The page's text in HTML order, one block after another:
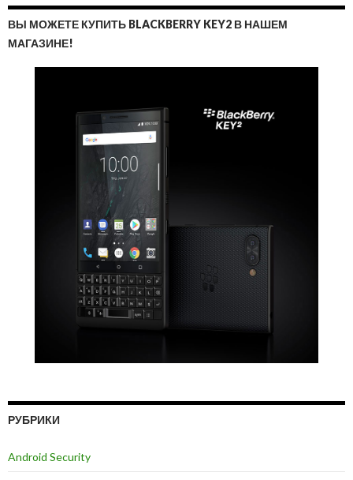
ВЫ МОЖЕТЕ КУПИТЬ BLACKBERRY KEY2 В НАШЕМ
МАГАЗИНЕ!
РУБРИКИ
Android Security